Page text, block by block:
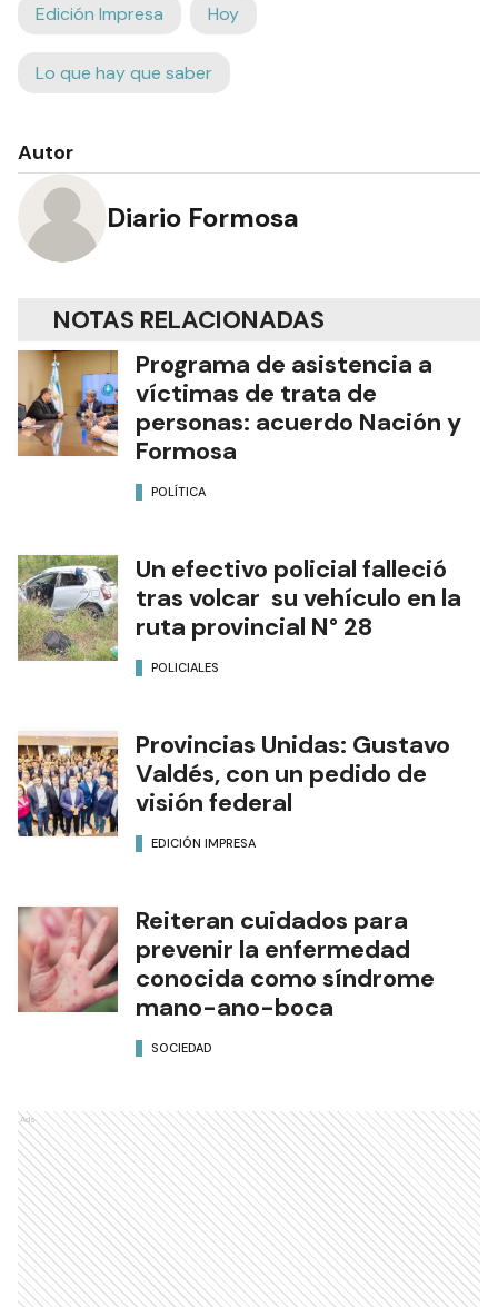
Edición Impresa Hoy
Lo que hay que saber
Autor
Diario Formosa
NOTAS RELACIONADAS
Programa de asistencia a
víctimas de trata de
personas: acuerdo Nación y
Formosa
POLÍTICA
Un efectivo policial falleció
tras volcar su vehículo en la
ruta provincial N° 28
POLICIALES
Provincias Unidas: Gustavo
Valdés, con un pedido de
visión federal
EDICIÓN IMPRESA
Reiteran cuidados para
prevenir la enfermedad
conocida como síndrome
mano-ano-boca
SOCIEDAD
Ads